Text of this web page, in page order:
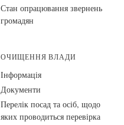
Стан опрацювання звернень
громадян
ОЧИЩЕННЯ ВЛАДИ
Інформація
Документи
Перелік посад та осіб, щодо
яких проводиться перевірка